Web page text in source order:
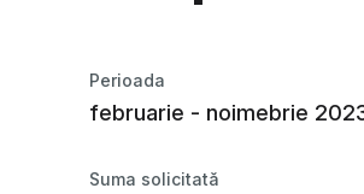
Perioada
februarie - noimebrie
Suma solicitată